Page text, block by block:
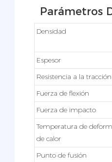
Parámetros
Densidad
Espesor
Resistencia a la tracción
Fuerza de flexión
Fuerza de impacto
Temperatura de
de calor
Punto de fusión